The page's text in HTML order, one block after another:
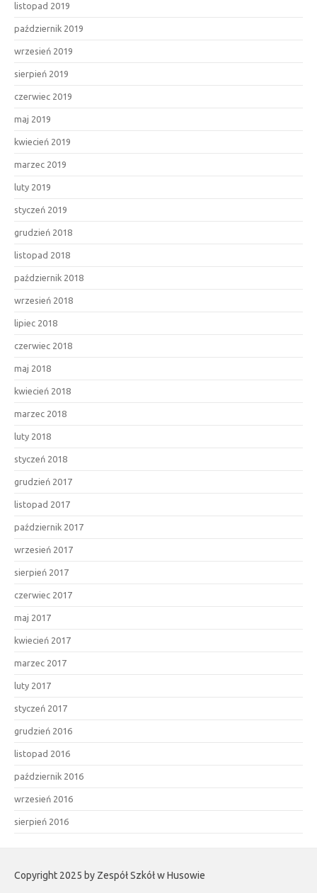
listopad 2019
październik 2019
wrzesień 2019
sierpień 2019
czerwiec 2019
maj 2019
kwiecień 2019
marzec 2019
luty 2019
styczeń 2019
grudzień 2018
listopad 2018
październik 2018
wrzesień 2018
lipiec 2018
czerwiec 2018
maj 2018
kwiecień 2018
marzec 2018
luty 2018
styczeń 2018
grudzień 2017
listopad 2017
październik 2017
wrzesień 2017
sierpień 2017
czerwiec 2017
maj 2017
kwiecień 2017
marzec 2017
luty 2017
styczeń 2017
grudzień 2016
listopad 2016
październik 2016
wrzesień 2016
sierpień 2016
Copyright 2025 by Zespół Szkół w Husowie